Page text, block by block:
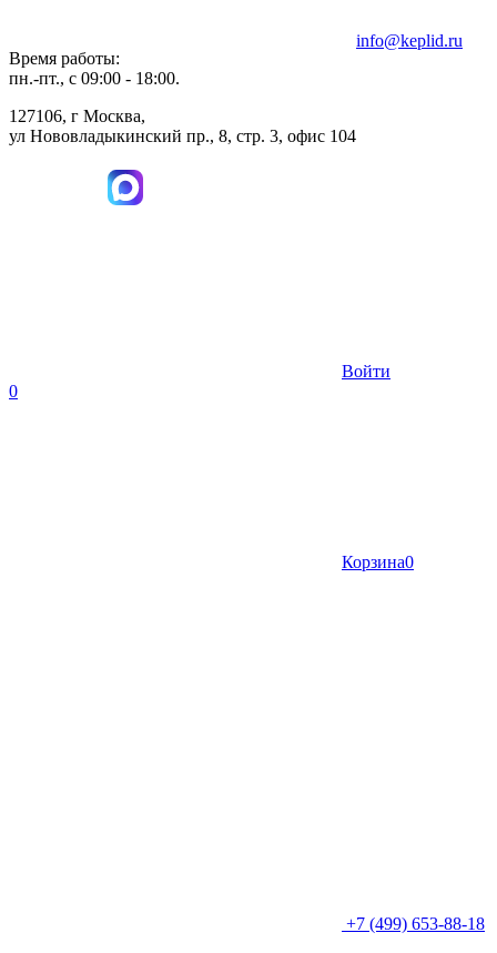
Время работы:
пн.-пт., с 09:00 - 18:00.
127106, г Москва,
ул Нововладыкинский пр., 8, стр. 3, офис 104
info@keplid.ru
Войти
0
Корзина0
+7 (499) 653-88-18